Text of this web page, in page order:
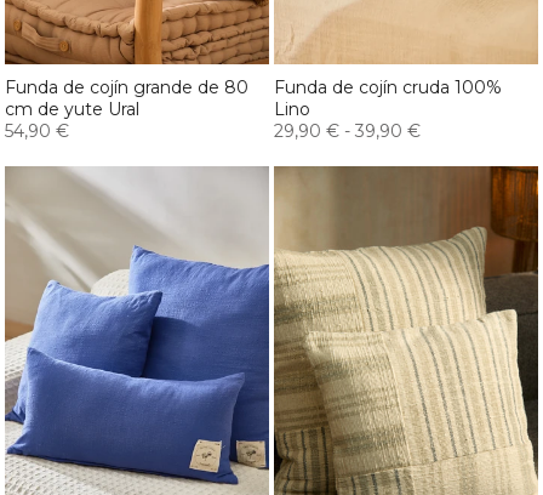
Funda de cojín grande de 80
cm de yute Ural
54,90 €
Funda de cojín cruda 100%
Lino
29,90 € - 39,90 €